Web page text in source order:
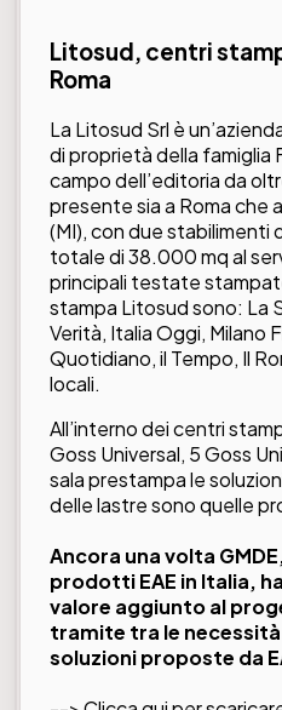
Litosud, centri
Roma
La Litosud Srl è
di proprietà della famiglia
campo dell’editoria da
presente sia a Roma che
(MI), con due stabilimenti
totale di 38.000 mq al
principali testate
stampa Litosud sono: La
Verità, Italia Oggi, Milano
Quotidiano, il Tempo, Il
locali.
All’interno dei centri
Goss Universal, 5 Goss
sala prestampa le
delle lastre sono quelle
Ancora una volta
prodotti EAE in Italia,
valore aggiunto al
tramite tra le necessità
soluzioni proposte da